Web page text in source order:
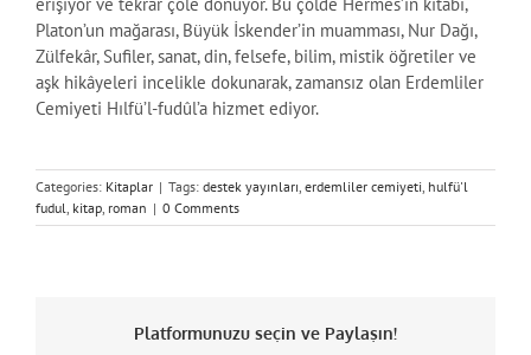
Platon’un mağarası, Büyük İskender’in muamması, Nur Dağı,
Zülfekâr, Sufiler, sanat, din, felsefe, bilim, mistik öğretiler ve
aşk hikâyeleri incelikle dokunarak, zamansız olan Erdemliler
Cemiyeti Hılfü’l-fudûl’a hizmet ediyor.
Categories: Kitaplar | Tags: destek yayınları erdemliler cemiyeti hulfü'l
fudul kitap roman | 0 Comments
Platformunuzu seçin ve Paylaşın!